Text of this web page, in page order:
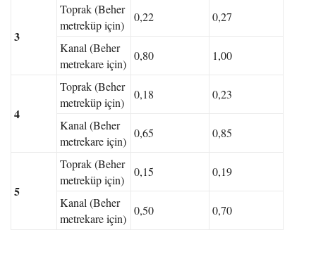
3
Toprak (Beher
metreküp için)
0,22 0,27
Kanal (Beher
metrekare için)
0,80 1,00
4
Toprak (Beher
metreküp için)
0,18 0,23
Kanal (Beher
metrekare için)
0,65 0,85
5
Toprak (Beher
metreküp için)
0,15 0,19
Kanal (Beher
metrekare için)
0,50 0,70